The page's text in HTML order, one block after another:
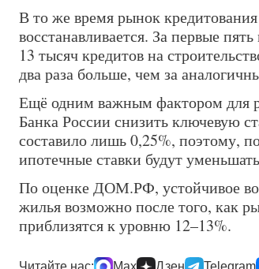
В то же время рынок
восстанавливается. За первые
13 тысяч кредитов на
два раза больше, чем за
Ещё одним важным фактором для
Банка России снизить ключевую
составило лишь 0,25%, поэтому,
ипотечные ставки будут
По оценке ДОМ.РФ, устойчивое
жилья возможно после того, как
приблизятся к уровню 12–13%.
Читайте нас: Max Дзен Telegram